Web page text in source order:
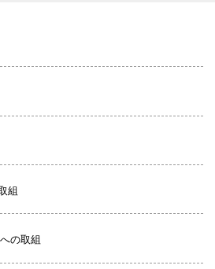
組
の取組